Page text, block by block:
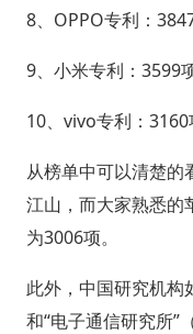
8、OPPO专利：
9、小米专利：3599
10、vivo专利：3160
从榜单中可以清楚的
江山，而大家熟悉的
为3006项。
此外，中国研究机构
和“电子通信研究所”